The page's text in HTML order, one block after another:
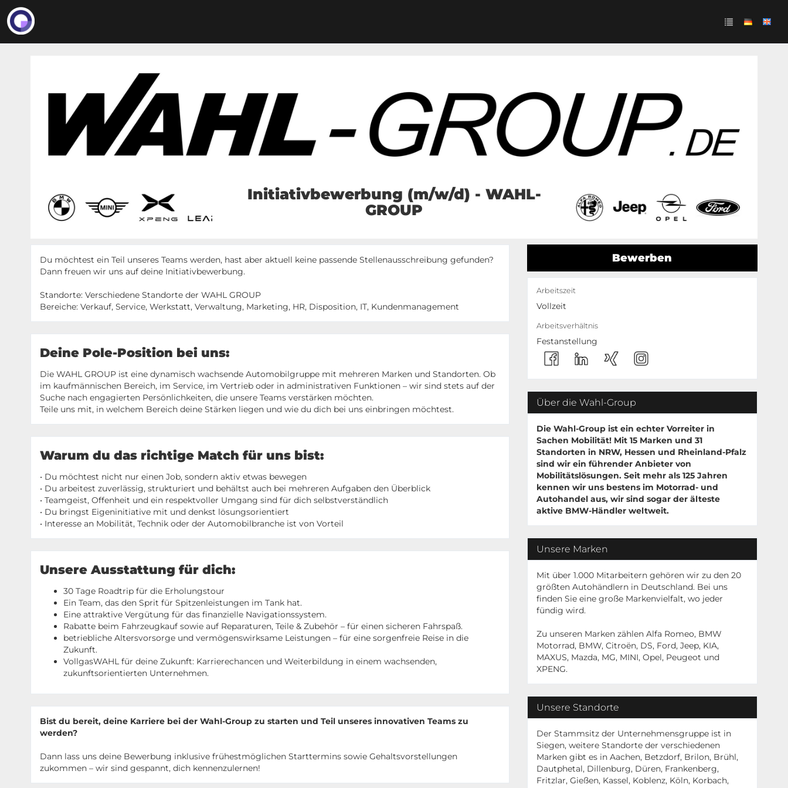
Initiativbewerbung (m/w/d) - WAHL-
GROUP
Du möchtest ein Teil unseres Teams werden, hast aber aktuell keine passende Stellenausschreibung gefunden?
Dann freuen wir uns auf deine Initiativbewerbung.
Standorte: Verschiedene Standorte der WAHL GROUP
Bereiche: Verkauf, Service, Werkstatt, Verwaltung, Marketing, HR, Disposition, IT, Kundenmanagement
Deine Pole-Position bei uns:
Die WAHL GROUP ist eine dynamisch wachsende Automobilgruppe mit mehreren Marken und Standorten. Ob
im kaufmännischen Bereich, im Service, im Vertrieb oder in administrativen Funktionen – wir sind stets auf der
Suche nach engagierten Persönlichkeiten, die unsere Teams verstärken möchten.
Teile uns mit, in welchem Bereich deine Stärken liegen und wie du dich bei uns einbringen möchtest.
Warum du das richtige Match für uns bist:
• Du möchtest nicht nur einen Job, sondern aktiv etwas bewegen
• Du arbeitest zuverlässig, strukturiert und behältst auch bei mehreren Aufgaben den Überblick
• Teamgeist, Offenheit und ein respektvoller Umgang sind für dich selbstverständlich
• Du bringst Eigeninitiative mit und denkst lösungsorientiert
• Interesse an Mobilität, Technik oder der Automobilbranche ist von Vorteil
Unsere Ausstattung für dich:
30 Tage Roadtrip für die Erholungstour
Ein Team, das den Sprit für Spitzenleistungen im Tank hat.
Eine attraktive Vergütung für das finanzielle Navigationssystem.
Rabatte beim Fahrzeugkauf sowie auf Reparaturen, Teile & Zubehör – für einen sicheren Fahrspaß.
betriebliche Altersvorsorge und vermögenswirksame Leistungen – für eine sorgenfreie Reise in die
Zukunft.
VollgasWAHL für deine Zukunft: Karrierechancen und Weiterbildung in einem wachsenden,
zukunftsorientierten Unternehmen.
Bist du bereit, deine Karriere bei der Wahl-Group zu starten und Teil unseres innovativen Teams zu
werden?
Dann lass uns deine Bewerbung inklusive frühestmöglichen Starttermins sowie Gehaltsvorstellungen
zukommen – wir sind gespannt, dich kennenzulernen!
Bewerben
Arbeitszeit
Vollzeit
Arbeitsverhältnis
Festanstellung
Über die Wahl-Group
Die Wahl-Group ist ein echter Vorreiter in
Sachen Mobilität! Mit 15 Marken und 31
Standorten in NRW, Hessen und Rheinland-Pfalz
sind wir ein führender Anbieter von
Mobilitätslösungen. Seit mehr als 125 Jahren
kennen wir uns bestens im Motorrad- und
Autohandel aus, wir sind sogar der älteste
aktive BMW-Händler weltweit.
Unsere Marken
Mit über 1.000 Mitarbeitern gehören wir zu den 20
größten Autohändlern in Deutschland. Bei uns
finden Sie eine große Markenvielfalt, wo jeder
fündig wird.
Zu unseren Marken zählen Alfa Romeo, BMW
Motorrad, BMW, Citroën, DS, Ford, Jeep, KIA,
MAXUS, Mazda, MG, MINI, Opel, Peugeot und
XPENG.
Unsere Standorte
Der Stammsitz der Unternehmensgruppe ist in
Siegen, weitere Standorte der verschiedenen
Marken gibt es in Aachen, Betzdorf, Brilon, Brühl,
Dautphetal, Dillenburg, Düren, Frankenberg,
Fritzlar, Gießen, Kassel, Koblenz, Köln, Korbach,